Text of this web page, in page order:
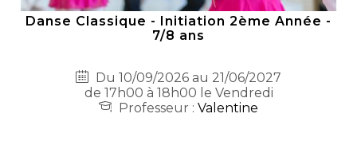
Danse Classique - Initiation 2ème Année -
7/8 ans
Du 10/09/2026 au 21/06/2027
de 17h00 à 18h00 le Vendredi
Professeur : Valentine